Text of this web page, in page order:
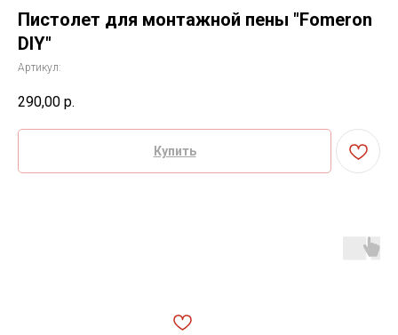
Пистолет для монтажной пены "Fomeron
DIY"
Артикул:
290,00 р.
Купить